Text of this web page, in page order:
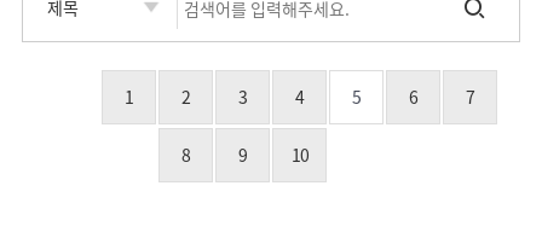
1 2 3 4 5 6 7
8 9 10